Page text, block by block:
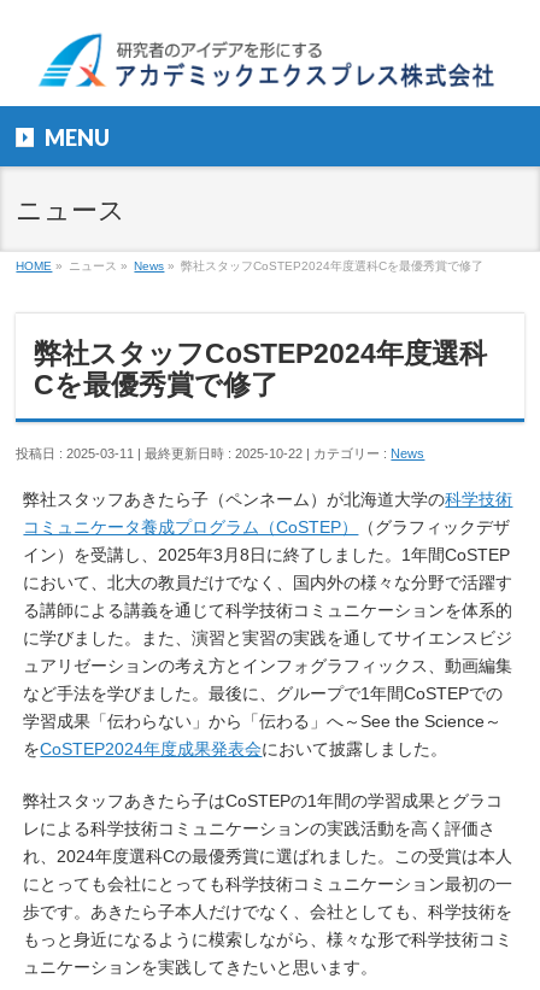
MENU
ニュース
HOME » ニュース » News » 弊社スタッフCoSTEP2024年度選科Cを最優秀賞で修了
弊社スタッフCoSTEP2024年度選科
Cを最優秀賞で修了
投稿日 : 2025-03-11 最終更新日時 : 2025-10-22 カテゴリー : News
弊社スタッフあきたら子（ペンネーム）が北海道大学の科学技術
コミュニケータ養成プログラム（CoSTEP）
（グラフィックデザ
イン）を受講し、2025年3月8日に終了しました。1年間CoSTEP
において、北大の教員だけでなく、国内外の様々な分野で活躍す
る講師による講義を通じて科学技術コミュニケーションを体系的
に学びました。また、演習と実習の実践を通してサイエンスビジ
ュアリゼーションの考え方とインフォグラフィックス、動画編集
など手法を学びました。最後に、グループで1年間CoSTEPでの
学習成果「伝わらない」から「伝わる」へ～See the Science～
をCoSTEP2024年度成果発表会において披露しました。
弊社スタッフあきたら子はCoSTEPの1年間の学習成果とグラコ
レによる科学技術コミュニケーションの実践活動を高く評価さ
れ、2024年度選科Cの最優秀賞に選ばれました。この受賞は本人
にとっても会社にとっても科学技術コミュニケーション最初の一
歩です。あきたら子本人だけでなく、会社としても、科学技術を
もっと身近になるように模索しながら、様々な形で科学技術コミ
ュニケーションを実践してきたいと思います。